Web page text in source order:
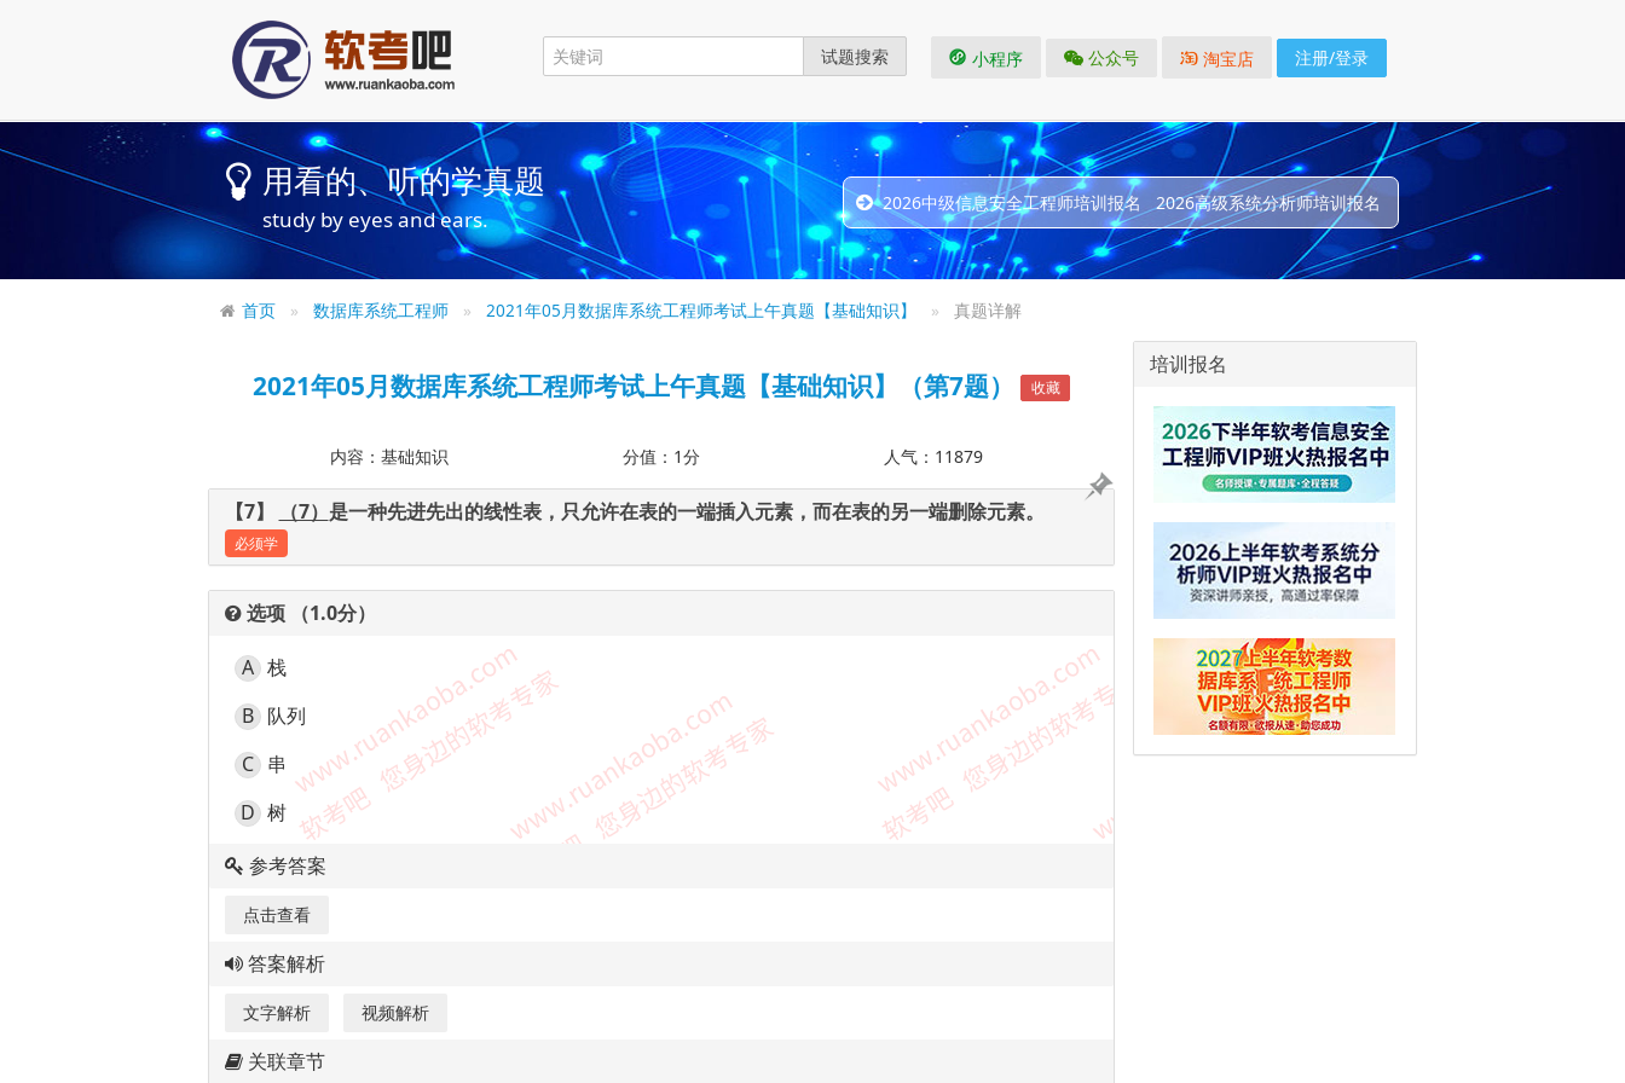
小程序 公众号 淘宝店 注册/登录
试题搜索
用看的、听的学真题
study by eyes and ears.
2026中级信息安全工程师培训报名 2026高级系统分析师培训报名
首页 数据库系统工程师 2021年05月数据库系统工程师考试上午真题【基础知识】 真题详解
2021年05月数据库系统工程师考试上午真题【基础知识】（第7题） 收藏
内容：基础知识 分值：1分 人气：11879
【7】 （7） 是一种先进先出的线性表，只允许在表的一端插入元素，而在表的另一端删除元素。
必须学
选项 （1.0分）
A 栈
B 队列
C 串
D 树
参考答案
点击查看
答案解析
文字解析 视频解析
关联章节
培训报名